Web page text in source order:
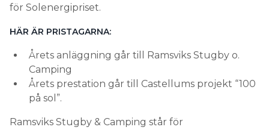
för Solenergipriset.
HÄR ÄR PRISTAGARNA:
Årets anläggning går till Ramsviks Stugby o.
Camping
Årets prestation går till Castellums projekt “100
på sol”.
Ramsviks Stugby & Camping står för